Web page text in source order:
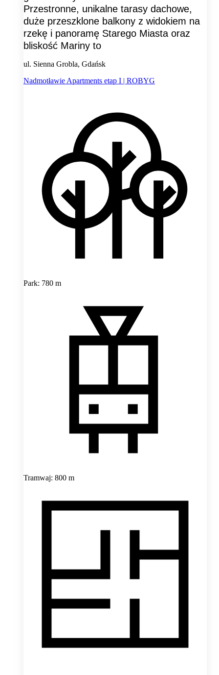
Przestronne, unikalne tarasy dachowe,
duże przeszklone balkony z widokiem na
rzekę i panoramę Starego Miasta oraz
bliskość Mariny to
ul. Sienna Grobla, Gdańsk
Nadmotławie Apartments etap I | ROBYG
Park: 780 m
Tramwaj: 800 m